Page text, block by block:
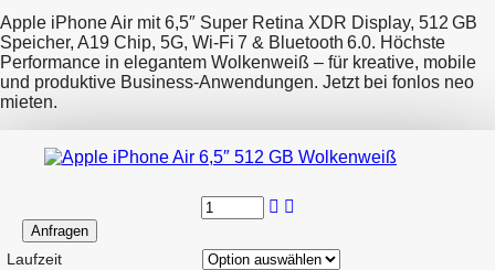
124.79€
Apple iPhone Air mit 6,5″ Super Retina XDR Display, 512 GB
Speicher, A19 Chip, 5G, Wi-Fi 7 & Bluetooth 6.0. Höchste
Performance in elegantem Wolkenweiß – für kreative, mobile
und produktive Business-Anwendungen. Jetzt bei fonlos neo
mieten.
Anfragen
Laufzeit